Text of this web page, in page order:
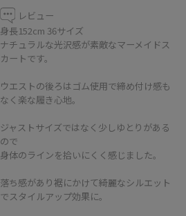
レビュー
身長152cm 36サイズ
ナチュラルな光沢感が素敵なマーメイドス
カートです。
ウエストの後ろはゴム使用で締め付け感も
なく楽な履き心地。
ジャストサイズではなく少しゆとりがある
ので
身体のラインを拾いにくく感じました。
落ち感があり裾にかけて綺麗なシルエット
でスタイルアップ効果に。